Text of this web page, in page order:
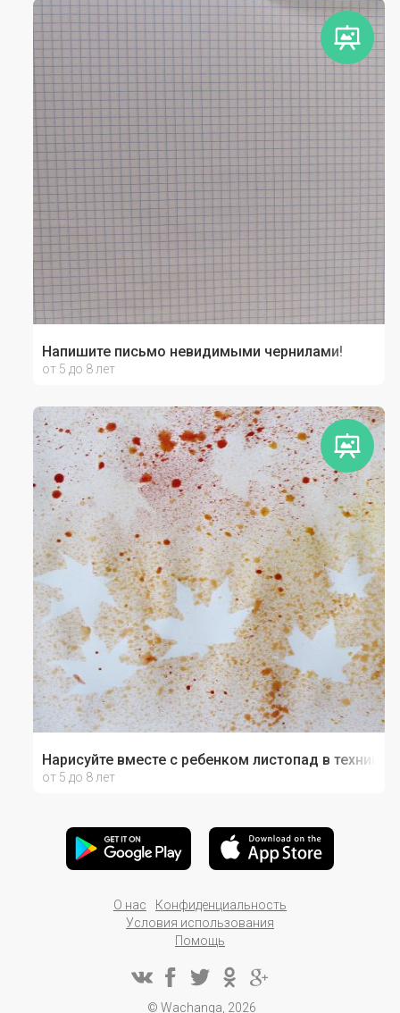
Напишите письмо невидимыми чернилами!
от 5 до 8 лет
Нарисуйте вместе с ребенком листопад в технике
от 5 до 8 лет
© Wachanga, 2026
О нас
Конфиденциальность
Условия использования
Помощь